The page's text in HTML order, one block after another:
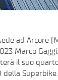
ad Arcore
Marco
il suo